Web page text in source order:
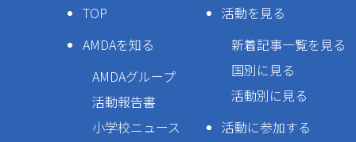
TOP
AMDAを知る
AMDAグループ
活動報告書
小学校ニュース
活動を見る
新着記事一覧を見る
国別に見る
活動別に見る
活動に参加する